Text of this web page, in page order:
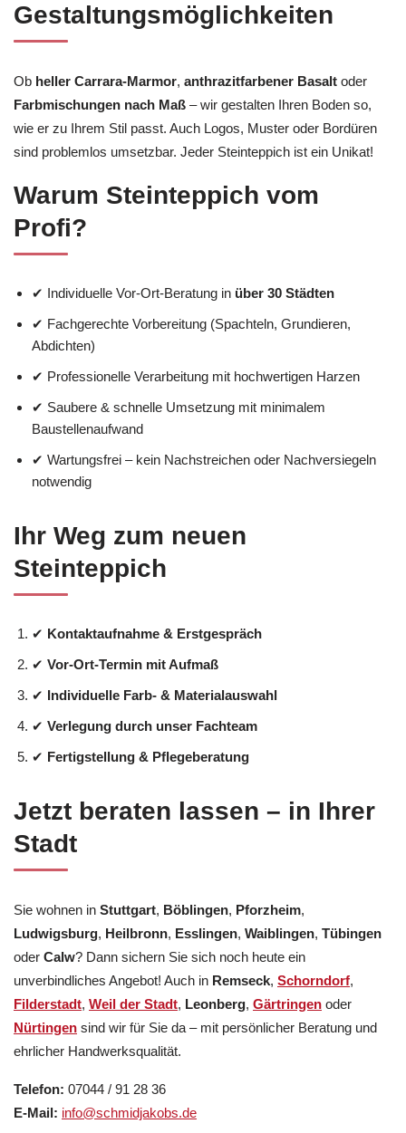
Gestaltungsmöglichkeiten
Ob heller Carrara-Marmor, anthrazitfarbener Basalt oder
Farbmischungen nach Maß – wir gestalten Ihren Boden so,
wie er zu Ihrem Stil passt. Auch Logos, Muster oder Bordüren
sind problemlos umsetzbar. Jeder Steinteppich ist ein Unikat!
Warum Steinteppich vom
Profi?
✔ Individuelle Vor-Ort-Beratung in über 30 Städten
✔ Fachgerechte Vorbereitung (Spachteln, Grundieren,
Abdichten)
✔ Professionelle Verarbeitung mit hochwertigen Harzen
✔ Saubere & schnelle Umsetzung mit minimalem
Baustellenaufwand
✔ Wartungsfrei – kein Nachstreichen oder Nachversiegeln
notwendig
Ihr Weg zum neuen
Steinteppich
✔ Kontaktaufnahme & Erstgespräch
✔ Vor-Ort-Termin mit Aufmaß
✔ Individuelle Farb- & Materialauswahl
✔ Verlegung durch unser Fachteam
✔ Fertigstellung & Pflegeberatung
Jetzt beraten lassen – in Ihrer
Stadt
Sie wohnen in Stuttgart, Böblingen, Pforzheim,
Ludwigsburg, Heilbronn, Esslingen, Waiblingen, Tübingen
oder Calw? Dann sichern Sie sich noch heute ein
unverbindliches Angebot! Auch in Remseck, Schorndorf,
Filderstadt, Weil der Stadt, Leonberg, Gärtringen oder
Nürtingen sind wir für Sie da – mit persönlicher Beratung und
ehrlicher Handwerksqualität.
Telefon: 07044 / 91 28 36
E-Mail: info@schmidjakobs.de